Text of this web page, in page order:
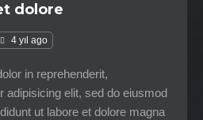
dolore
4 yıl ago
in reprehenderit,
adipisicing elit, sed do eiusmod
ut labore et dolore magna